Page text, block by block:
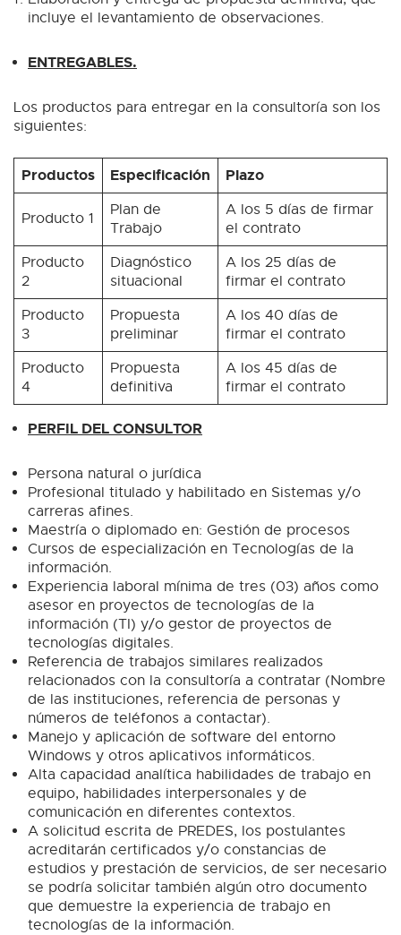
incluye el levantamiento de observaciones.
ENTREGABLES.
Los productos para entregar en la consultoría son los
siguientes:
Productos Especificación Plazo
Producto 1
Plan de
Trabajo
A los 5 días de firmar
el contrato
Producto
2
Diagnóstico
situacional
A los 25 días de
firmar el contrato
Producto
3
Propuesta
preliminar
A los 40 días de
firmar el contrato
Producto
4
Propuesta
definitiva
A los 45 días de
firmar el contrato
PERFIL DEL CONSULTOR
Persona natural o jurídica
Profesional titulado y habilitado en Sistemas y/o
carreras afines.
Maestría o diplomado en: Gestión de procesos
Cursos de especialización en Tecnologías de la
información.
Experiencia laboral mínima de tres (03) años como
asesor en proyectos de tecnologías de la
información (TI) y/o gestor de proyectos de
tecnologías digitales.
Referencia de trabajos similares realizados
relacionados con la consultoría a contratar (Nombre
de las instituciones, referencia de personas y
números de teléfonos a contactar).
Manejo y aplicación de software del entorno
Windows y otros aplicativos informáticos.
Alta capacidad analítica habilidades de trabajo en
equipo, habilidades interpersonales y de
comunicación en diferentes contextos.
A solicitud escrita de PREDES, los postulantes
acreditarán certificados y/o constancias de
estudios y prestación de servicios, de ser necesario
se podría solicitar también algún otro documento
que demuestre la experiencia de trabajo en
tecnologías de la información.